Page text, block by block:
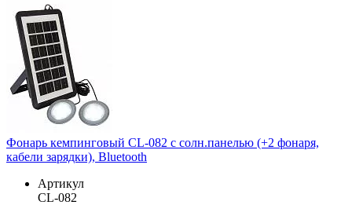
Фонарь кемпинговый CL-082 с солн.панелью (+2 фонаря,
кабели зарядки), Bluetooth
Артикул
CL-082